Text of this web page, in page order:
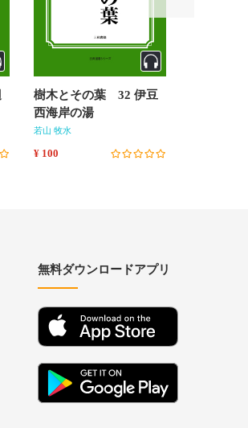
樹木とその葉 32 伊豆
西海岸の湯
若山 牧水
¥ 100
無料ダウンロードアプリ